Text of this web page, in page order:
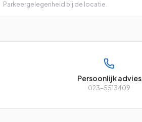
Parkeergelegenheid bij de locatie.
Persoonlijk advies
023-5513409